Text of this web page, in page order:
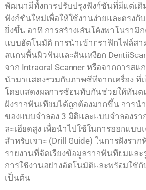
พัฒนามีทั้งการปรับปรุงฟังก์ชันที่มีแต่เดิ
ฟังก์ชันใหม่เพื่อให้ใช้งานง่ายและตรงกั
ยิ่งขึ้น อาทิ การสร้างเส้นโค้งพาโนรามิ
แบบอัตโนมัติ การนำเข้ากราฟิกไฟล์ส
สแกนพื้นผิวฟันและสันเหงือก
จาก Intraoral Scanner หรือจากการส
นำมาแสดงร่วมกับภาพซีทีจากเครื่อง ที่
โดยแสดงผลการซ้อนทับกันช่วยให้ทันต
ฝังรากฟันเทียมได้ถูกต้องมากขึ้น การน
ของแบบจำลอง 3 มิติและแบบจำลองร
ละเอียดสูง เพื่อนำไปใช้ในการออกแบบ
สำหรับเจาะ (Drill Guide) ในการฝังรา
รายงานที่จัดเรียงข้อมูลรากฟันทียมแล
การใช้งานอย่างอัตโนมัติและพร้อมใช้กั
เป็นต้น